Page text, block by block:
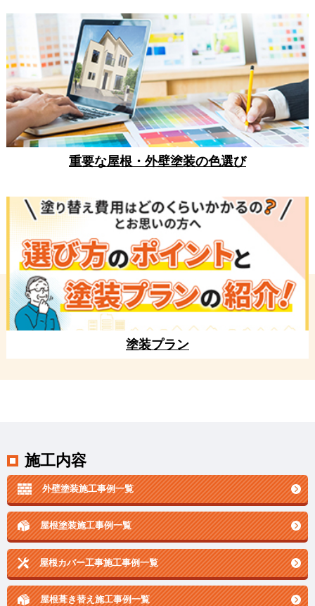
重要な屋根・外壁塗装の色選び
塗装プラン
施工内容
外壁塗装施工事例一覧
屋根塗装施工事例一覧
屋根カバー工事施工事例一覧
屋根葺き替え施工事例一覧